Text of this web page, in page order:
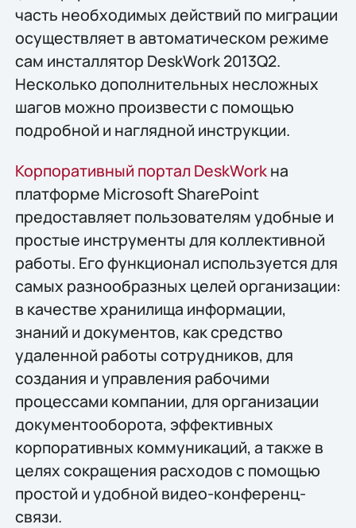
часть необходимых действий по миграции
осуществляет в автоматическом режиме
сам инсталлятор DeskWork 2013Q2.
Несколько дополнительных несложных
шагов можно произвести с помощью
подробной и наглядной инструкции.
Корпоративный портал DeskWorkна
платформе Microsoft SharePoint
предоставляет пользователям удобные и
простые инструменты для коллективной
работы. Его функционал используется для
самых разнообразных целей организации:
в качестве хранилища информации,
знаний и документов, как средство
удаленной работы сотрудников, для
создания и управления рабочими
процессами компании, для организации
документооборота, эффективных
корпоративных коммуникаций, а также в
целях сокращения расходов с помощью
простой и удобной видео-конференц-
связи.